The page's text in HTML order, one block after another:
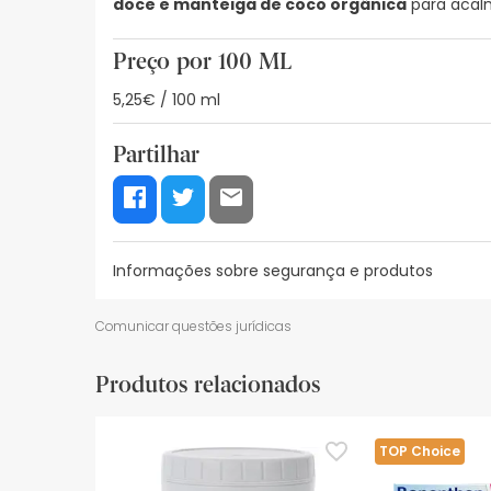
doce e manteiga de coco orgânica para
Preço por 100 ML
5,25€ / 100 ml
Partilhar
Informações sobre segurança e produtos
Recursos de segurança visual
De momento, não dispomos de imagens de
sobre segurança, não hesites em contactar-
Comunicar questões jurídicas
Produtos relacionados
TOP Choice